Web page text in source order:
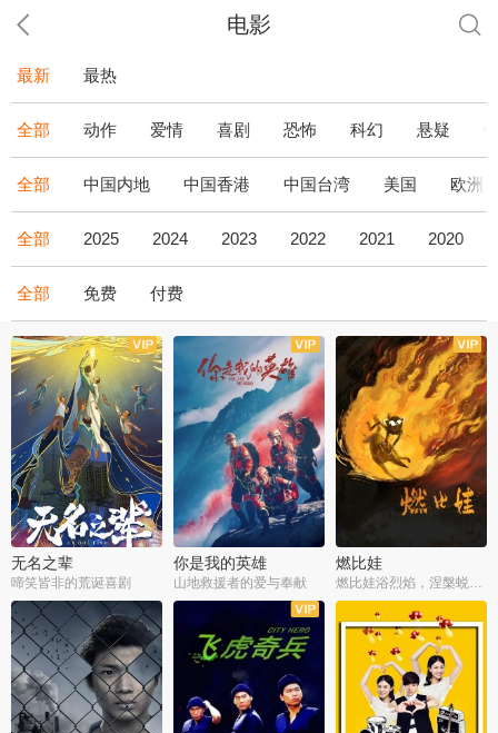
电影
最新 最热
全部 动作 爱情 喜剧 恐怖 科幻 悬疑
全部 中国内地 中国香港 中国台湾 美国 欧洲
全部 2025 2024 2023 2022 2021 2020
全部 免费 付费
无名之辈
啼笑皆非的荒诞喜剧
你是我的英雄
山地救援者的爱与奉献
燃比娃
燃比娃浴烈焰，涅槃蜕变成人